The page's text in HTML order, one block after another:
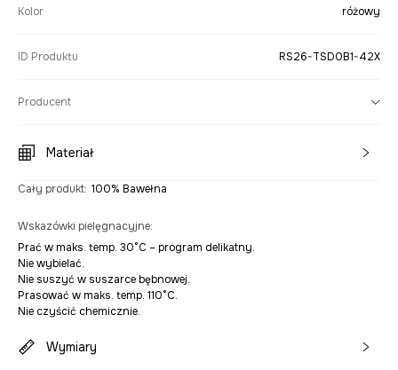
Kolor różowy
ID Produktu RS26-TSD0B1-42X
Producent
Materiał
Cały produkt: 100% Bawełna
Wskazówki pielęgnacyjne:
Prać w maks. temp. 30°C – program delikatny.
Nie wybielać.
Nie suszyć w suszarce bębnowej.
Prasować w maks. temp. 110°C.
Nie czyścić chemicznie.
Wymiary